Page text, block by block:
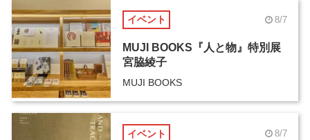
イベント 8/7
MUJI BOOKS『人と物』特別展
宮脇綾子
MUJI BOOKS
イベント 8/7